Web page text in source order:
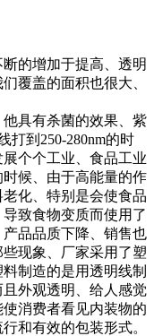
的增加于提高、透明
覆盖的面积也很大、
具有杀菌的效果、紫
打到250-280nm的时
个个工业、食品工业
候、由于高能量的作
化、特别是会使食品
致食物变质而使用了
品品质下降、销售也
现象、厂家采用了塑
制造的是用透明线制
外观透明、给人感觉
消费者看见内装物的
和有效的包装形式。